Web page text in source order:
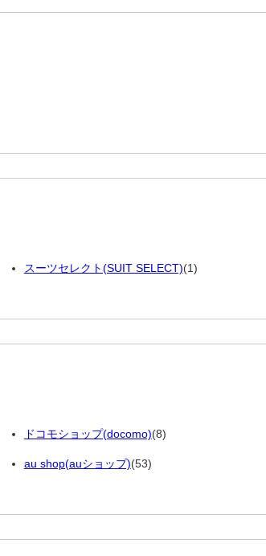
スーツセレクト(SUIT SELECT)(1)
ドコモショップ(docomo)(8)
au shop(auショップ)(53)